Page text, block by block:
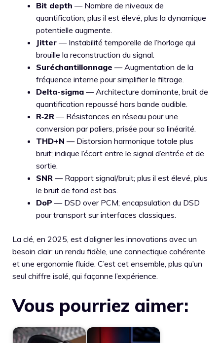
Bit depth — Nombre de niveaux de
quantification; plus il est élevé, plus la dynamique
potentielle augmente.
Jitter — Instabilité temporelle de l’horloge qui
brouille la reconstruction du signal.
Suréchantillonnage — Augmentation de la
fréquence interne pour simplifier le filtrage.
Delta-sigma — Architecture dominante, bruit de
quantification repoussé hors bande audible.
R‑2R — Résistances en réseau pour une
conversion par paliers, prisée pour sa linéarité.
THD+N — Distorsion harmonique totale plus
bruit; indique l’écart entre le signal d’entrée et de
sortie.
SNR — Rapport signal/bruit; plus il est élevé, plus
le bruit de fond est bas.
DoP — DSD over PCM; encapsulation du DSD
pour transport sur interfaces classiques.
La clé, en 2025, est d’aligner les innovations avec un
besoin clair: un rendu fidèle, une connectique cohérente
et une ergonomie fluide. C’est cet ensemble, plus qu’un
seul chiffre isolé, qui façonne l’expérience.
Vous pourriez aimer: